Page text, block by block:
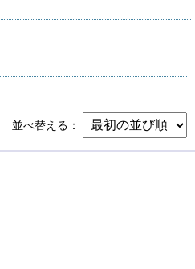
並べ替える